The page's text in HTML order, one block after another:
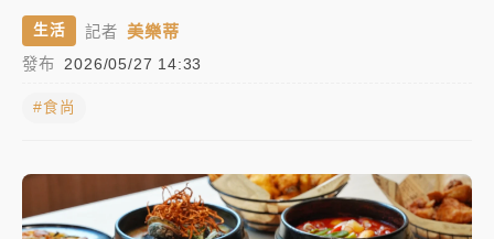
金控第2季海外曝險破31兆創高 日本年增45%居冠
「好事多磨」
至2個月低
「白海豚」雨炸新北！通報109件災情 侯友宜揭這類災
生活 記者 美樂蒂
發布 2026/05/27 14:33
#食尚